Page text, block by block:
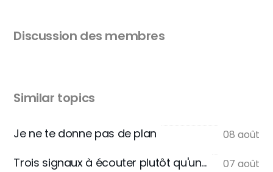
Discussion des membres
Similar topics
Je ne te donne pas de plan 08 août
Trois signaux à écouter plutôt qu'une règle 07 août